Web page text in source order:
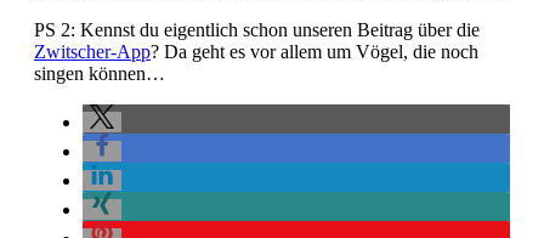
PS 2: Kennst du eigentlich schon unseren Beitrag über die
Zwitscher-App? Da geht es vor allem um Vögel, die noch
singen können…